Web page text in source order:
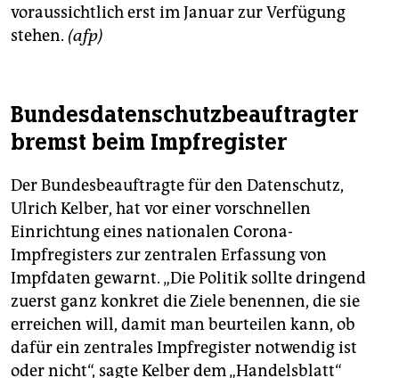
voraussichtlich erst im Januar zur Verfügung
stehen. (afp)
Bundesdatenschutzbeauftragter
bremst beim Impfregister
Der Bundesbeauftragte für den Datenschutz,
Ulrich Kelber, hat vor einer vorschnellen
Einrichtung eines nationalen Corona-
Impfregisters zur zentralen Erfassung von
Impfdaten gewarnt. „Die Politik sollte dringend
zuerst ganz konkret die Ziele benennen, die sie
erreichen will, damit man beurteilen kann, ob
dafür ein zentrales Impfregister notwendig ist
oder nicht“, sagte Kelber dem „Handelsblatt“